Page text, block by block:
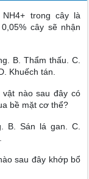
trong cây là
cây sẽ nhận
B. Thẩm thấu. C.
Khuếch tán.
nào sau đây có
bề mặt cơ thể?
B. Sán lá gan. C.
sau đây khớp bổ